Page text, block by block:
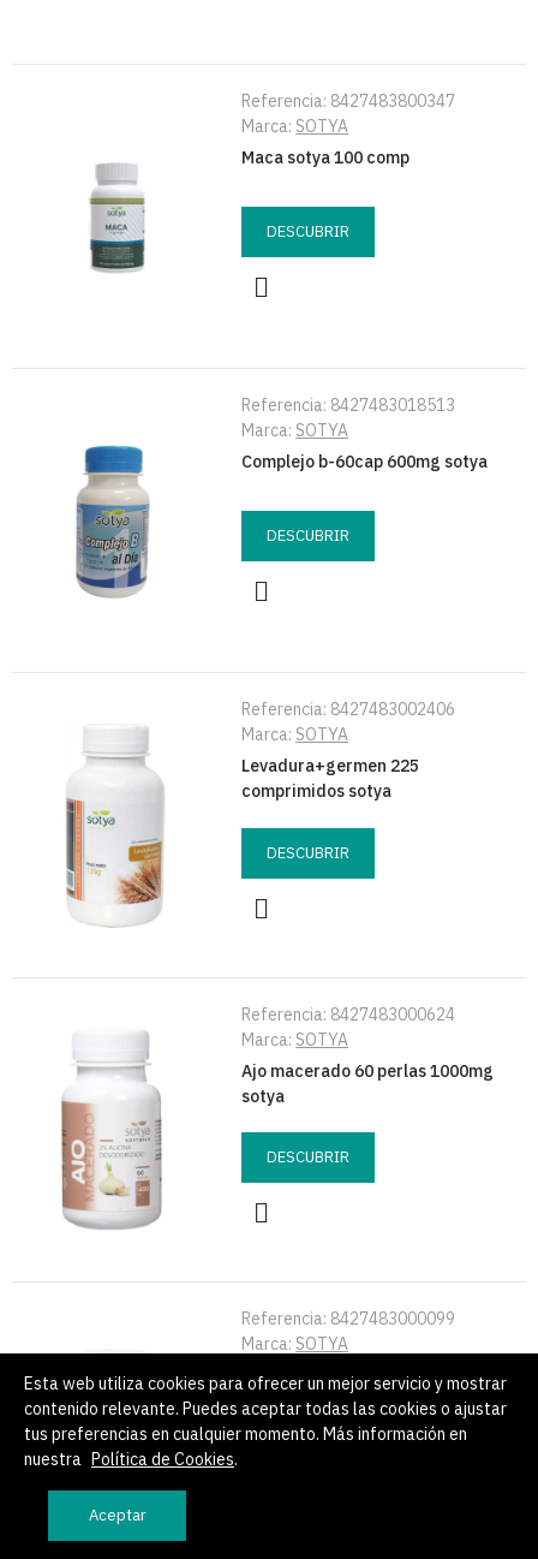
Referencia: 8427483800347
Marca: SOTYA
Maca sotya 100 comp
DESCUBRIR
Referencia: 8427483018513
Marca: SOTYA
Complejo b-60cap 600mg sotya
DESCUBRIR
Referencia: 8427483002406
Marca: SOTYA
Levadura+germen 225
comprimidos sotya
DESCUBRIR
Referencia: 8427483000624
Marca: SOTYA
Ajo macerado 60 perlas 1000mg
sotya
DESCUBRIR
Referencia: 8427483000099
Marca: SOTYA
Reishi+maitake+shitake 60
capsulas 560mg sotya
Esta web utiliza cookies para ofrecer un mejor servicio y mostrar
contenido relevante. Puedes aceptar todas las cookies o ajustar
tus preferencias en cualquier momento. Más información en
nuestra Política de Cookies.
Aceptar